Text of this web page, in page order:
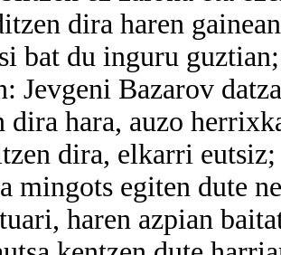
dira haren
bat du inguru
Jevgeni Bazarov
dira hara, auzo
dira, elkarri
mingots egiten dute
haren azpian